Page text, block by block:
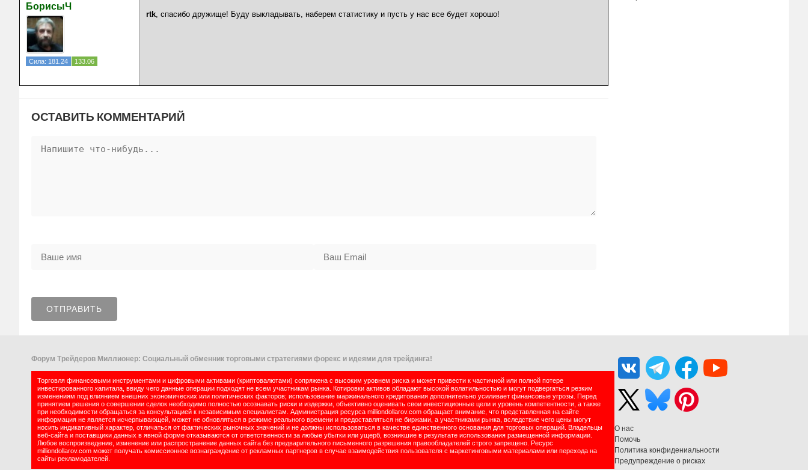
БорисыЧ
Сила: 181.24 133.06
rtk, спасибо дружище! Буду выкладывать, наберем статистику и пусть у нас все будет хорошо!
ОСТАВИТЬ КОММЕНТАРИЙ
Форум Трейдеров Миллионер: Социальный обменник торговыми стратегиями форекс и идеями для трейдинга!
Торговля финансовыми инструментами и цифровыми активами (криптовалютами) сопряжена с высоким уровнем риска и может привести к частичной или полной потере
инвестированного капитала, ввиду чего данные операции подходят не всем участникам рынка. Котировки активов обладают высокой волатильностью и могут подвергаться резким
изменениям под влиянием внешних экономических или политических факторов; использование маржинального кредитования дополнительно усиливает финансовые угрозы. Перед
принятием решения о совершении сделок необходимо полностью осознавать риски и издержки, объективно оценивать свои инвестиционные цели и уровень компетентности, а также
при необходимости обращаться за консультацией к независимым специалистам. Администрация ресурса milliondollarov.com обращает внимание, что представленная на сайте
информация не является исчерпывающей, может не обновляться в режиме реального времени и предоставляться не биржами, а участниками рынка, вследствие чего цены могут
носить индикативный характер, отличаться от фактических рыночных значений и не должны использоваться в качестве единственного основания для торговых операций. Владельцы
веб-сайта и поставщики данных в явной форме отказываются от ответственности за любые убытки или ущерб, возникшие в результате использования размещенной информации.
Любое воспроизведение, изменение или распространение данных сайта без предварительного письменного разрешения правообладателей строго запрещено. Ресурс
milliondollarov.com может получать комиссионное вознаграждение от рекламных партнеров в случае взаимодействия пользователя с маркетинговыми материалами или перехода на
сайты рекламодателей.
О нас
Помочь
Политика конфидениальности
Предупреждение о рисках